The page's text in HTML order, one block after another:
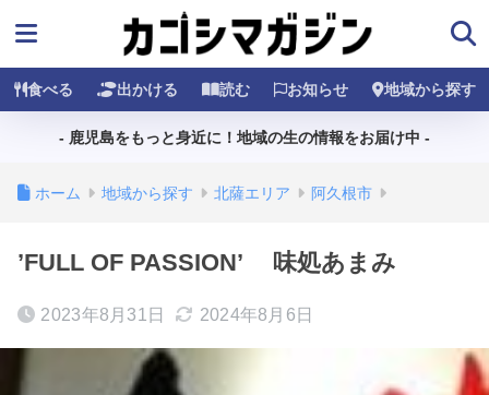
食べる 出かける 読む お知らせ 地域から探す
- 鹿児島をもっと身近に！地域の生の情報をお届け中 -
ホーム 地域から探す 北薩エリア 阿久根市
’FULL OF PASSION’ 味処あまみ
2023年8月31日 2024年8月6日